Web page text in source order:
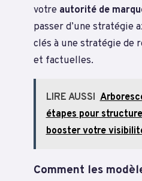
votre autorité de
passer d’une stratégie
clés à une stratégie de
et factuelles.
LIRE AUSSI
étapes pour
booster votre
Comment les